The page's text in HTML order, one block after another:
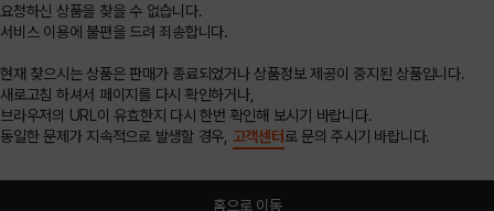
요청하신 상품을 찾을 수 없습니다.
서비스 이용에 불편을 드려 죄송합니다.
현재 찾으시는 상품은 판매가 종료되었거나 상품정보 제공이 중지된 상품입니다.
새로고침 하셔서 페이지를 다시 확인하거나,
브라우저의 URL이 유효한지 다시 한번 확인해 보시기 바랍니다.
동일한 문제가 지속적으로 발생할 경우, 고객센터 로 문의 주시기 바랍니다.
홈으로 이동